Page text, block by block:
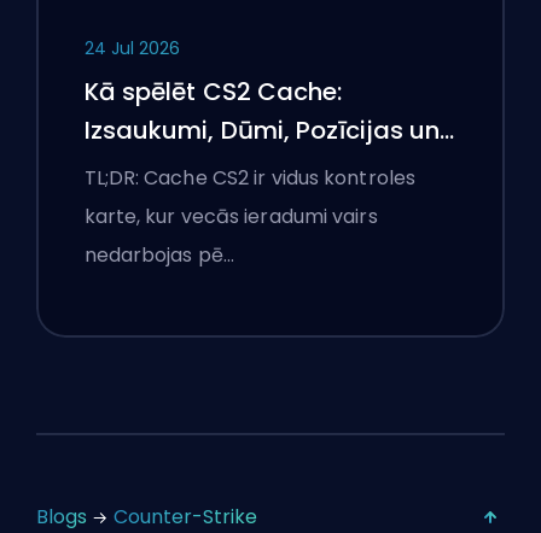
24 Jul 2026
Kā spēlēt CS2 Cache:
Izsaukumi, Dūmi, Pozīcijas un
Premjeru padomi
TL;DR: Cache CS2 ir vidus kontroles
karte, kur vecās ieradumi vairs
nedarbojas pē…
Blogs Counter-Strike